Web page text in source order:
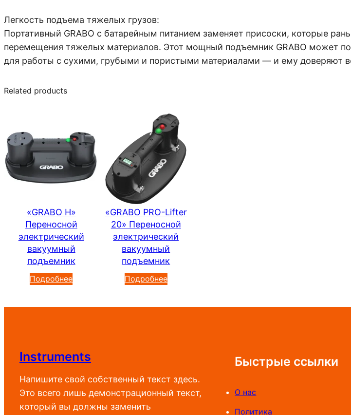
Легкость подъема тяжелых грузов:
Портативный GRABO с батарейным питанием заменяет присоски, которые
перемещения тяжелых материалов. Этот мощный подъемник GRABO может
для работы с сухими, грубыми и пористыми материалами — и ему доверяют
Related products
«GRABO H»
Переносной
электрический
вакуумный
подъемник
Подробнее
«GRABO PRO-Lifter
20» Переносной
электрический
вакуумный
подъемник
Подробнее
Instruments
Напишите свой собственный текст здесь.
Это всего лишь демонстрационный текст,
который вы должны заменить
Быстрые ссылки
О нас
Политика